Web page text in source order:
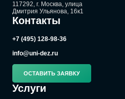
117292, г. Москва, улица
Дмитрия Ульянова, 16к1
Контакты
+7 (495) 128-98-36
info@uni-dez.ru
ОСТАВИТЬ ЗАЯВКУ
Услуги